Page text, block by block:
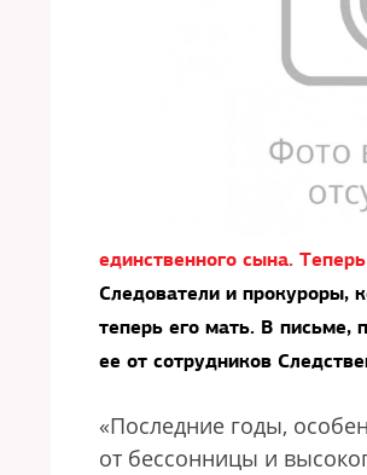
единственного сына.
Следователи и прокуроры,
теперь его мать. В письме,
ее от сотрудников
«Последние годы,
от бессонницы и